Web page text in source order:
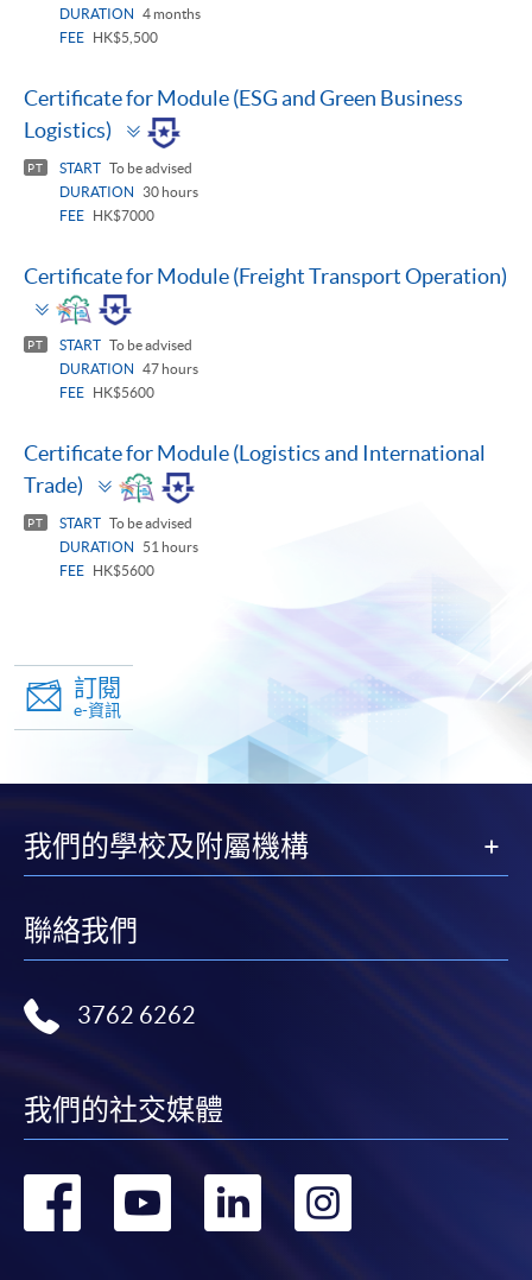
DURATION
4 months
FEE
HK$5,500
Certificate for Module (ESG and Green Business
Logistics)
Toggle
panel
PT START To be advised
DURATION
30 hours
FEE
HK$7000
Certificate for Module (Freight Transport Operation)
Toggle
panel
PT START To be advised
DURATION
47 hours
FEE
HK$5600
Certificate for Module (Logistics and International
Trade)
Toggle
panel
PT START To be advised
DURATION
51 hours
FEE
HK$5600
訂閱
e-資訊
我們的學校及附屬機構
聯絡我們
3762 6262
我們的社交媒體
轉 轉 轉 轉